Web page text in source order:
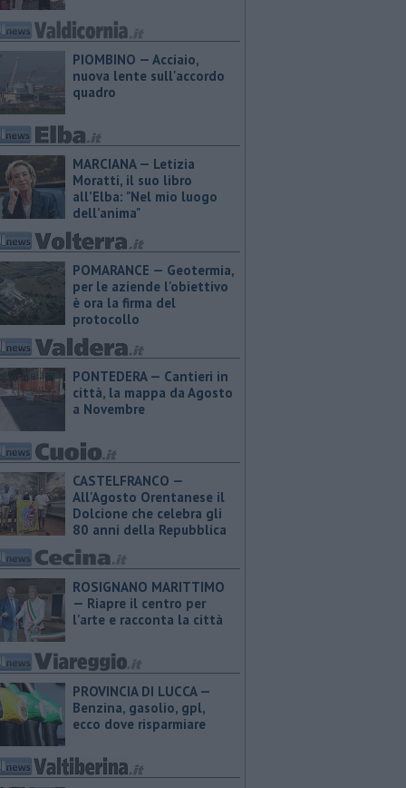
PIOMBINO — Acciaio,
nuova lente sull'accordo
quadro
MARCIANA — ​Letizia
Moratti, il suo libro
all’Elba: "Nel mio luogo
dell’anima"
POMARANCE — Geotermia,
per le aziende l'obiettivo
è ora la firma del
protocollo
PONTEDERA — Cantieri in
città, la mappa da Agosto
a Novembre
CASTELFRANCO —
All'Agosto Orentanese il
Dolcione che celebra gli
80 anni della Repubblica
ROSIGNANO MARITTIMO
— Riapre il centro per
l'arte e racconta la città
PROVINCIA DI LUCCA — ​
Benzina, gasolio, gpl,
ecco dove risparmiare